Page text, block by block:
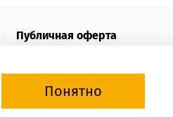
Публичная оферта
Понятно